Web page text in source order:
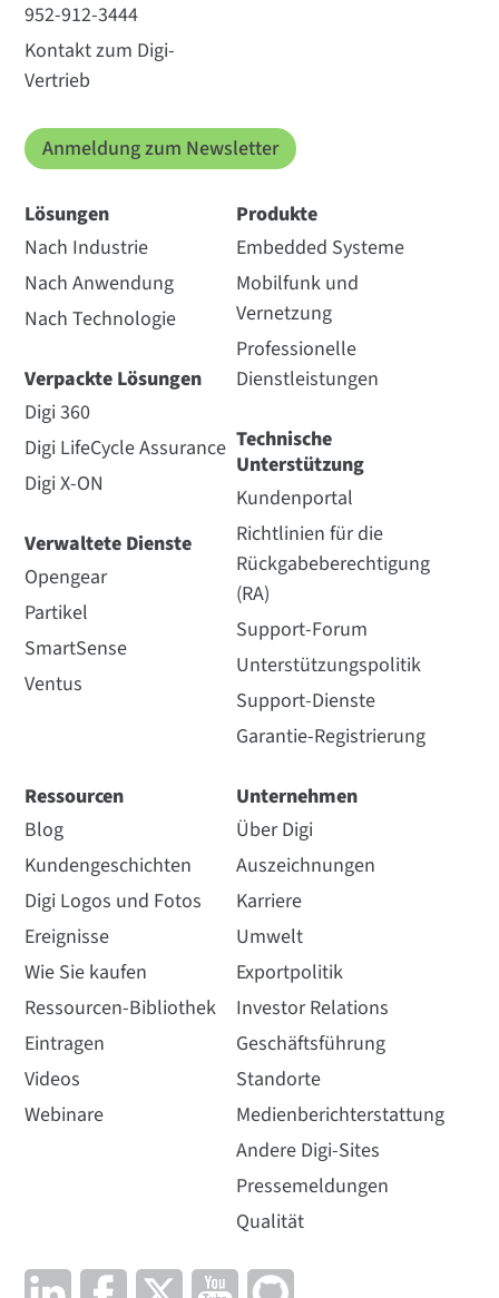
952-912-3444
Kontakt zum Digi-
Vertrieb
Anmeldung zum Newsletter
Lösungen
Nach Industrie
Nach Anwendung
Nach Technologie
Verpackte Lösungen
Digi 360
Digi LifeCycle Assurance
Digi X-ON
Verwaltete Dienste
Opengear
Partikel
SmartSense
Ventus
Produkte
Embedded Systeme
Mobilfunk und
Vernetzung
Professionelle
Dienstleistungen
Technische
Unterstützung
Kundenportal
Richtlinien für die
Rückgabeberechtigung
(RA)
Support-Forum
Unterstützungspolitik
Support-Dienste
Garantie-Registrierung
Ressourcen
Blog
Kundengeschichten
Digi Logos und Fotos
Ereignisse
Wie Sie kaufen
Ressourcen-Bibliothek
Eintragen
Videos
Webinare
Unternehmen
Über Digi
Auszeichnungen
Karriere
Umwelt
Exportpolitik
Investor Relations
Geschäftsführung
Standorte
Medienberichterstattung
Andere Digi-Sites
Pressemeldungen
Qualität